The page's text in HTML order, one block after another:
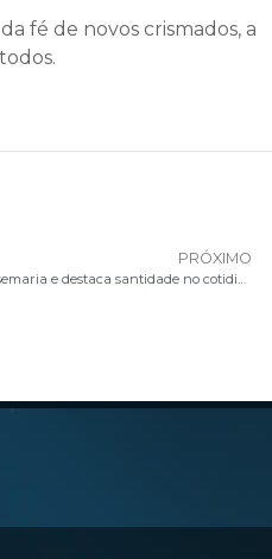
fé de novos crismados, a
PRÓXIMO
Cardeal Paulo Cezar Costa celebra memória de São Josemaria e destaca santidade no cotidiano